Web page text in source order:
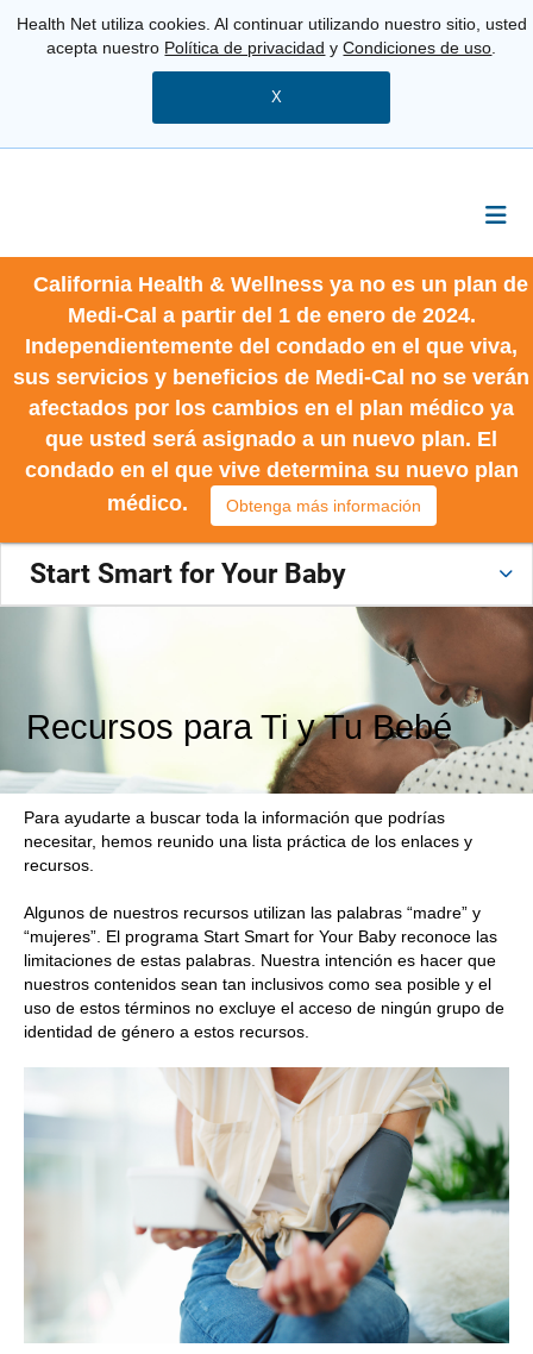
Health Net utiliza cookies. Al continuar utilizando nuestro sitio, usted
acepta nuestro Política de privacidad yCondiciones de uso
X
California Health & Wellness ya no es un plan de
Medi-Cal a partir del 1 de enero de 2024.
Independientemente del condado en el que viva,
sus servicios y beneficios de Medi-Cal no se verán
afectados por los cambios en el plan médico ya
que usted será asignado a un nuevo plan. El
condado en el que vive determina su nuevo plan
médico.
Obtenga más información
Start Smart for Your Baby
Recursos para Ti y Tu Bebé
Para ayudarte a buscar toda la información que podrías
necesitar, hemos reunido una lista práctica de los enlaces y
recursos.
Algunos de nuestros recursos utilizan las palabras “madre” y
“mujeres”. El programa Start Smart for Your Baby reconoce las
limitaciones de estas palabras. Nuestra intención es hacer que
nuestros contenidos sean tan inclusivos como sea posible y el
uso de estos términos no excluye el acceso de ningún grupo de
identidad de género a estos recursos.